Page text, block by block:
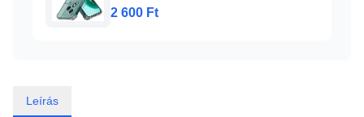
2 600 Ft
Leírás